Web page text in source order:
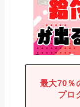
最大70％
プロ